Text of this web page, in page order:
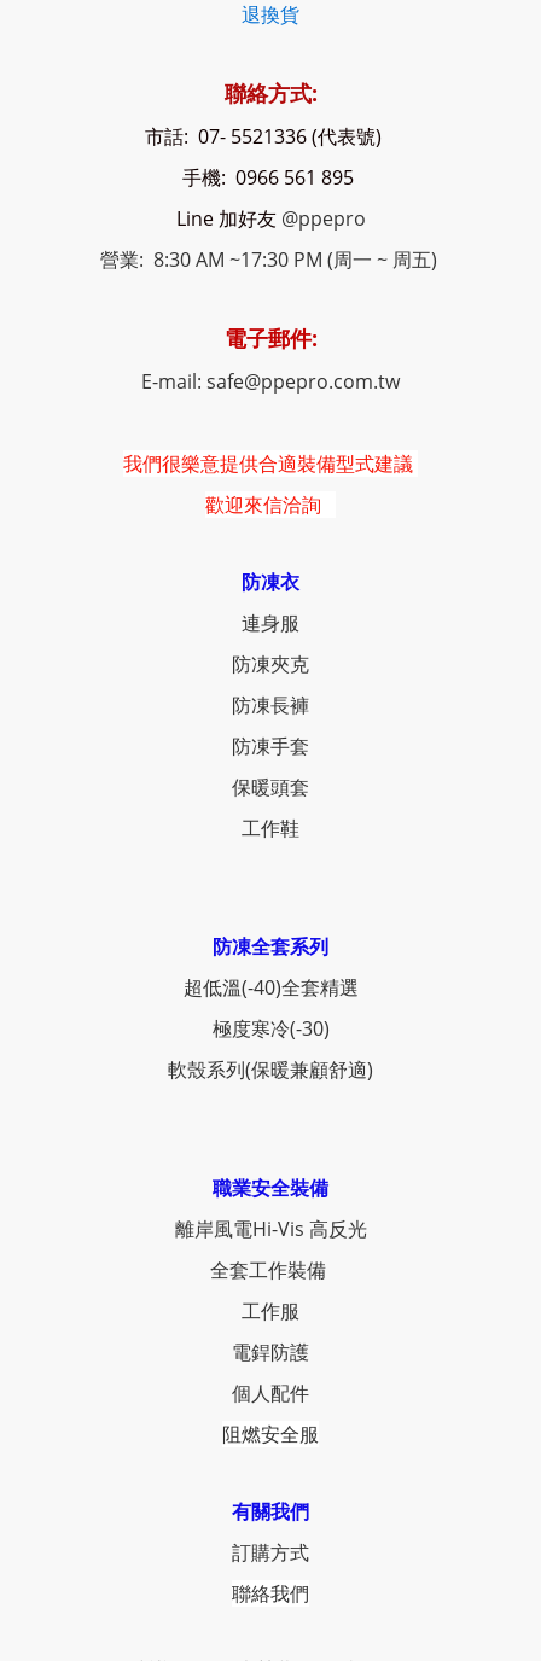
退換貨
聯絡方式:
市話: 07- 5521336 (代表號)
手機: 0966 561 895
Line 加好友 @ppepro
營業: 8:30 AM ~17:30 PM (周一 ~ 周五)
電子郵件:
E-mail: safe@ppepro.com.tw
我們很樂意提供合適裝備型式建議
歡迎來信洽詢
防凍衣
連身服
防凍夾克
防凍長褲
防凍手套
保暖頭套
工作鞋
防凍全套系列
超低溫(-40)全套精選
極度寒冷(-30)
軟殼系列(保暖兼顧舒適)
職業安全裝備
離岸風電Hi-Vis 高反光
全套工作裝備
工作服
電銲防護
個人配件
阻燃安全服
有關我們
訂購方式
聯絡我們